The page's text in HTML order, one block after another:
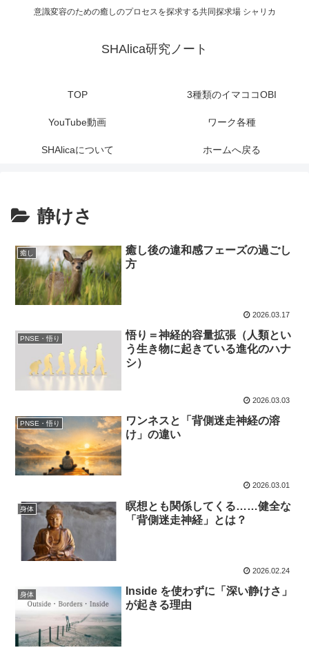
意識変容のための癒しのプロセスを探求する共同探求場 シャリカ
SHAlica研究ノート
TOP 3種類のイマココOBI
YouTube動画 ワーク各種
SHAlicaについて ホームへ戻る
静けさ
癒し
癒し後の違和感フェーズの過ごし
方
2026.03.17
PNSE・悟り
悟り＝神経的容量拡張（人類とい
う生き物に起きている進化のハナ
シ）
2026.03.03
PNSE・悟り
ワンネスと「背側迷走神経の溶
け」の違い
2026.03.01
身体
瞑想とも関係してくる……健全な
「背側迷走神経」とは？
2026.02.24
身体
Inside を使わずに「深い静けさ」
が起きる理由